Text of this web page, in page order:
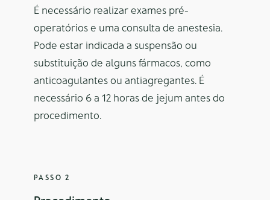
É necessário realizar exames pré-
operatórios e uma consulta de anestesia.
Pode estar indicada a suspensão ou
substituição de alguns fármacos, como
anticoagulantes ou antiagregantes. É
necessário 6 a 12 horas de jejum antes do
procedimento.
PASSO 2